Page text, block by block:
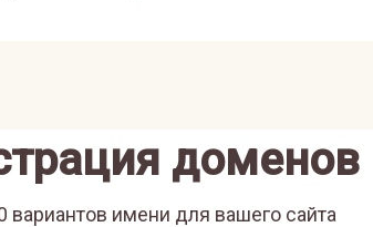
доменов
вариантов имени для вашего сайта